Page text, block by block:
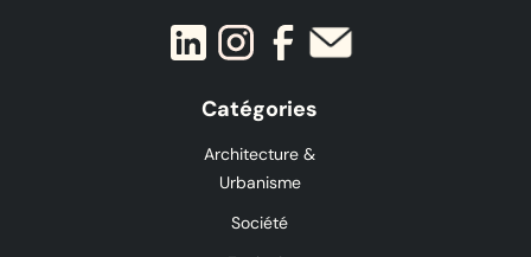
Catégories
Architecture &
Urbanisme
Société